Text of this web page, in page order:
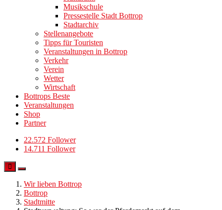
Musikschule
Pressestelle Stadt Bottrop
Stadtarchiv
Stellenangebote
Tipps für Touristen
Veranstaltungen in Bottrop
Verkehr
Verein
Wetter
Wirtschaft
Bottrops Beste
Veranstaltungen
Shop
Partner
22.572 Follower
14.711 Follower
Wir lieben Bottrop
Bottrop
Stadtmitte